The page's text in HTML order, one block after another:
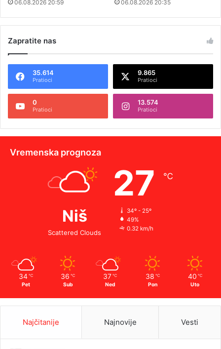
06.08.2026 20:59 06.08.2026 20:35
Zapratite nas
35.614
Pratioci
9.865
Pratioci
0
Pratioci
13.574
Pratioci
Vremenska prognoza
Niš
Scattered Clouds
27 ℃
34º - 25º
49%
0.32 km/h
34 ℃
Pet
36 ℃
Sub
37 ℃
Ned
38 ℃
Pon
40 ℃
Uto
Najčitanije Najnovije Vesti